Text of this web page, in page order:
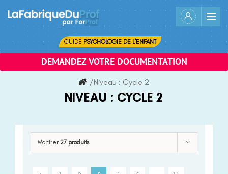
content
GUIDE PSYCHOLOGIE DE L'ENFANT
DEMANDEZ VOTRE DOCUMENTATION
/Niveau : Cycle 2
NIVEAU : CYCLE 2
Montrer 27 produits